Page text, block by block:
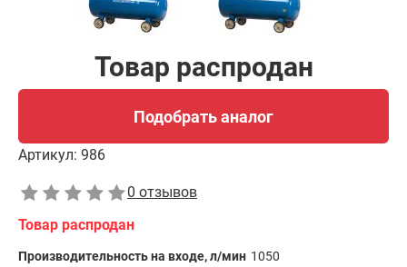
Товар распродан
Подобрать аналог
Артикул: 986
0 отзывов
Товар распродан
Производительность на входе, л/мин 1050